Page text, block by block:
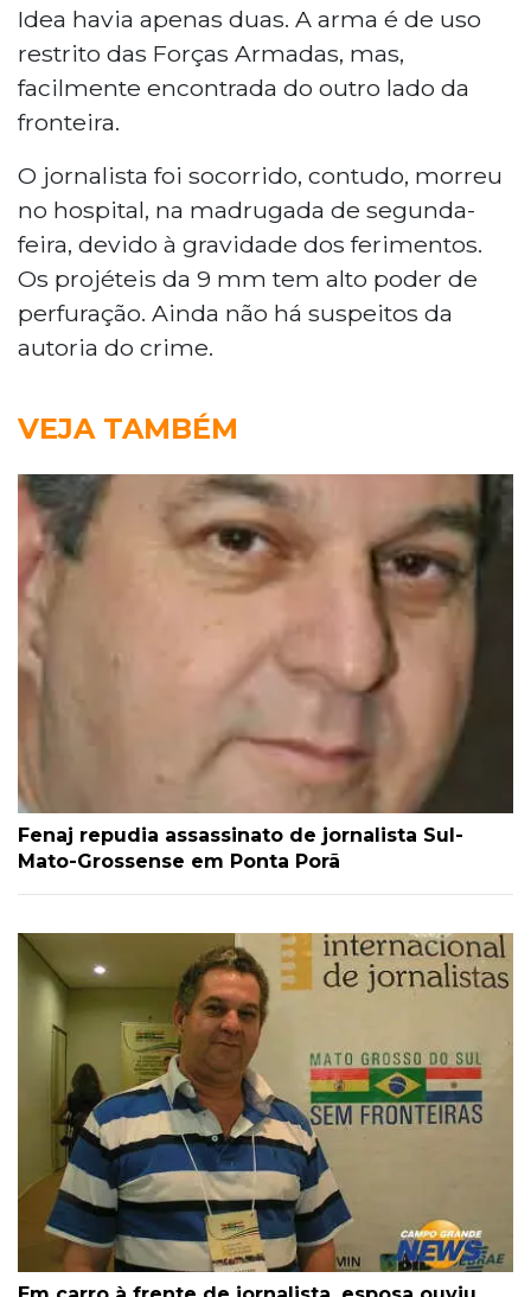
Idea havia apenas duas. A arma é de uso
restrito das Forças Armadas, mas,
facilmente encontrada do outro lado da
fronteira.
O jornalista foi socorrido, contudo, morreu
no hospital, na madrugada de segunda-
feira, devido à gravidade dos ferimentos.
Os projéteis da 9 mm tem alto poder de
perfuração. Ainda não há suspeitos da
autoria do crime.
VEJA TAMBÉM
Fenaj repudia assassinato de jornalista Sul-
Mato-Grossense em Ponta Porã